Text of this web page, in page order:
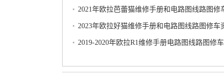
2021年欧拉芭蕾猫维修手册和电路图线路图修
载
2023年欧拉好猫维修手册和电路图线路图修车
2019-2020年欧拉R1维修手册电路图线路图修